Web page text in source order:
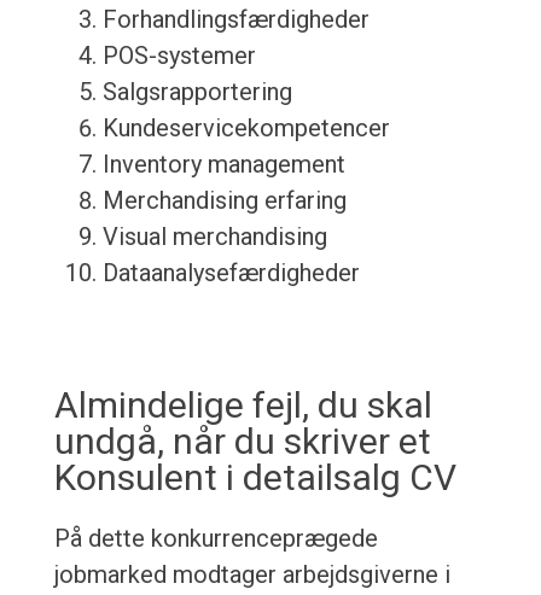
Forhandlingsfærdigheder
POS-systemer
Salgsrapportering
Kundeservicekompetencer
Inventory management
Merchandising erfaring
Visual merchandising
Dataanalysefærdigheder
Almindelige fejl, du skal
undgå, når du skriver et
Konsulent i detailsalg CV
På dette konkurrenceprægede
jobmarked modtager arbejdsgiverne i